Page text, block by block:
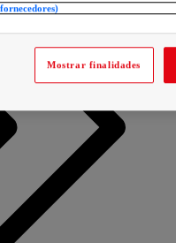
Mostrar finalidades